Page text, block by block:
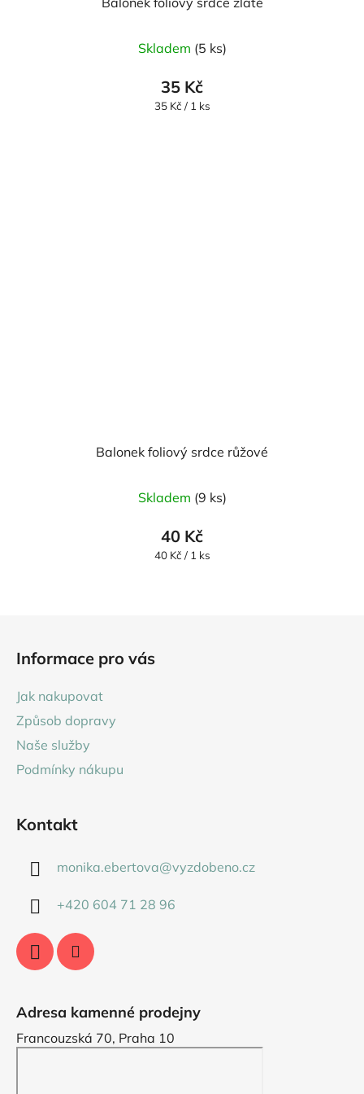
Skladem (5 ks)
35 Kč
Měrná
35 Kč / 1 ks
Balonek foliový srdce růžové
Skladem (9 ks)
40 Kč
Měrná
40 Kč / 1 ks
Informace pro vás
Jak nakupovat
Způsob dopravy
Naše služby
Podmínky nákupu
Kontakt
monika.ebertova@vyzdobeno.cz
+420 604 71 28 96
Adresa kamenné prodejny
Francouzská 70, Praha 10